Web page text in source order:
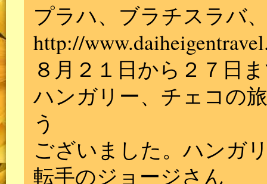
プラハ、ブラチスラバ
http://
８月２１日から２７日
ハンガリー、チェコの
う
ございました。ハンガ
転手のジョージさん